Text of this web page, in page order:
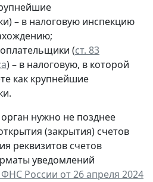
– в налоговую инспекцию
(ст. 83
) – в налоговую, в которой
как крупнейшие
нужно не позднее
(закрытия) счетов
реквизитов счетов
уведомлений
России от 26 апреля 2024